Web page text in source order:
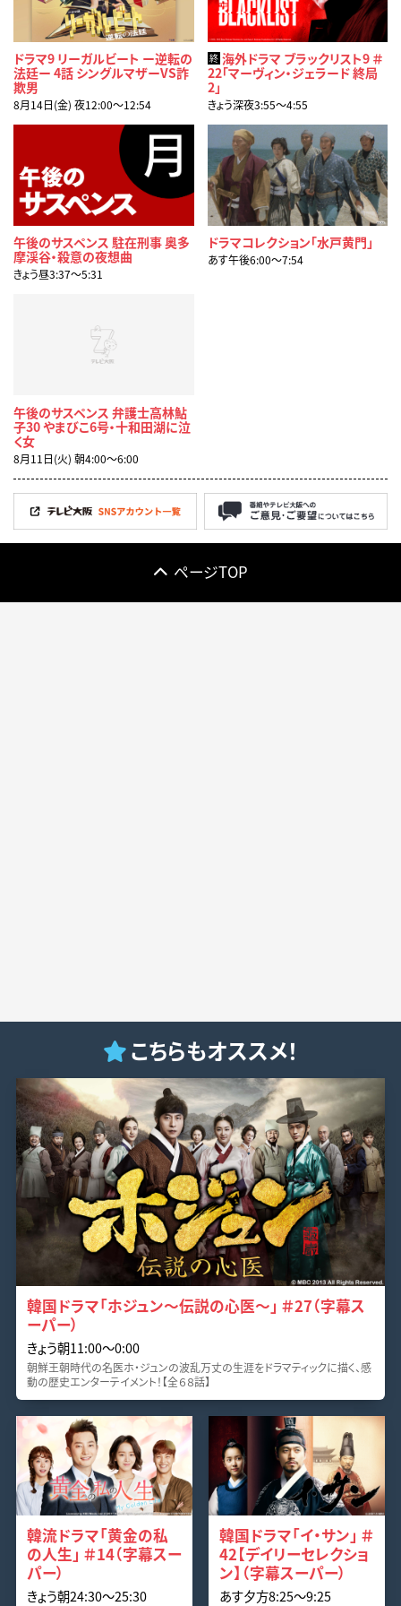
ドラマ9 リーガルビート ー逆転の
法廷ー 4話 シングルマザーVS詐
欺男
8月14日(金) 夜12:00〜12:54
終 海外ドラマ ブラックリスト9 ＃
22「マーヴィン・ジェラード 終局
2」
きょう深夜3:55〜4:55
午後のサスペンス 駐在刑事 奥多
摩渓谷・殺意の夜想曲
きょう昼3:37〜5:31
ドラマコレクション「水戸黄門」
あす午後6:00〜7:54
午後のサスペンス 弁護士高林鮎
子30 やまびこ6号・十和田湖に泣
く女
8月11日(火) 朝4:00〜6:00
ページTOP
こちらもオススメ！
韓国ドラマ「ホジュン～伝説の心医～」 ＃27（字幕ス
ーパー）
きょう朝11:00〜0:00
朝鮮王朝時代の名医ホ・ジュンの波乱万丈の生涯をドラマティックに描く、感
動の歴史エンターテイメント！【全６８話】
韓流ドラマ「黄金の私
の人生」 ＃14（字幕スー
パー）
きょう朝24:30〜25:30
韓国ドラマ「イ・サン」 ＃
42【デイリーセレクショ
ン】（字幕スーパー）
あす夕方8:25〜9:25